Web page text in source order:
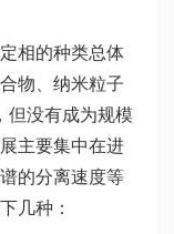
相的种类总体
物、纳米粒子
但没有成为规模
主要集中在进
的分离速度等
几种：